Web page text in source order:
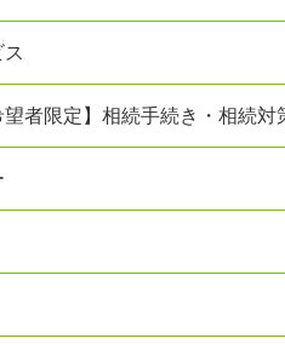
望者限定】相続手続き・相続